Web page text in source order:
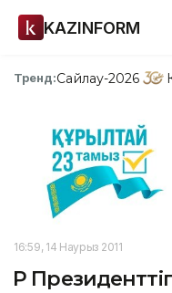
KAZINFORM
Тренд:Сайлау-2026
16:59, 14 Наурыз 2011
ҚР